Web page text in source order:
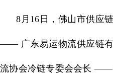
8月16日，佛山市供应
—— 广东易运物流供应链
流协会冷链专委会会长 ——